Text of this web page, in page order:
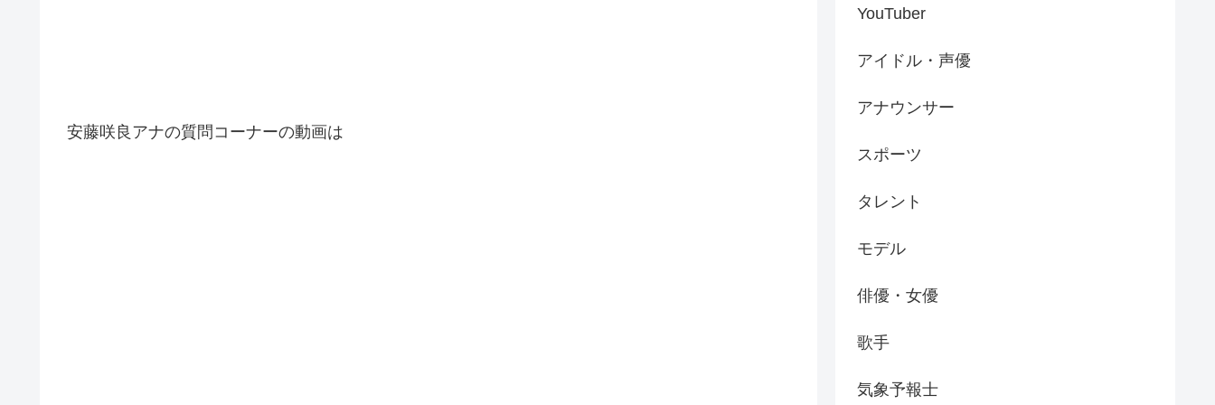
安藤咲良アナの質問コーナーの動画は
YouTuber
アイドル・声優
アナウンサー
スポーツ
タレント
モデル
俳優・女優
歌手
気象予報士